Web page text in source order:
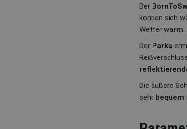
Der
können sich
Wetter warm.
Der Parka
Die äußere
sehr bequem